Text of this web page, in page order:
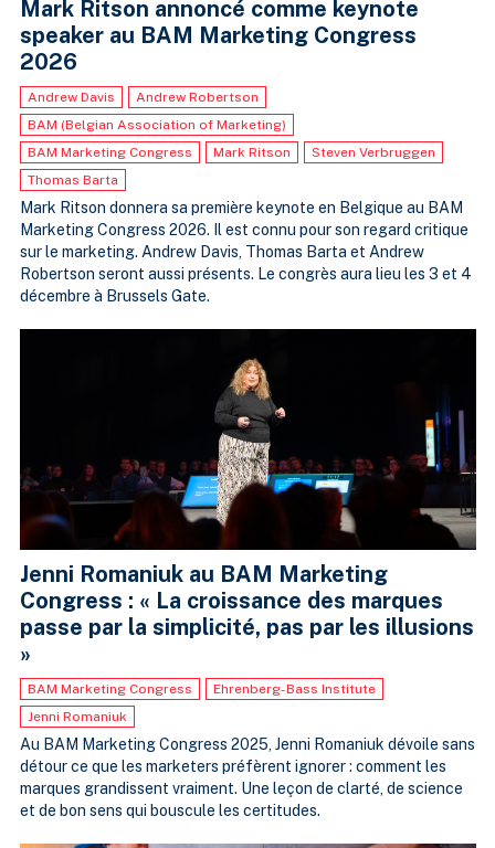
Mark Ritson annoncé comme keynote
speaker au BAM Marketing Congress
2026
Andrew Davis
Andrew Robertson
BAM (Belgian Association of Marketing)
BAM Marketing Congress
Mark Ritson
Steven Verbruggen
Thomas Barta
Mark Ritson donnera sa première keynote en Belgique au BAM
Marketing Congress 2026. Il est connu pour son regard critique
sur le marketing. Andrew Davis, Thomas Barta et Andrew
Robertson seront aussi présents. Le congrès aura lieu les 3 et 4
décembre à Brussels Gate.
Jenni Romaniuk au BAM Marketing
Congress : « La croissance des marques
passe par la simplicité, pas par les illusions
»
BAM Marketing Congress
Ehrenberg-Bass Institute
Jenni Romaniuk
Au BAM Marketing Congress 2025, Jenni Romaniuk dévoile sans
détour ce que les marketers préfèrent ignorer : comment les
marques grandissent vraiment. Une leçon de clarté, de science
et de bon sens qui bouscule les certitudes.